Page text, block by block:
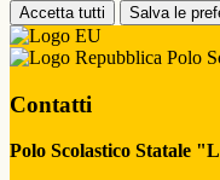
Accetta tutti Salva le
Polo
Contatti
Polo Scolastico Statale